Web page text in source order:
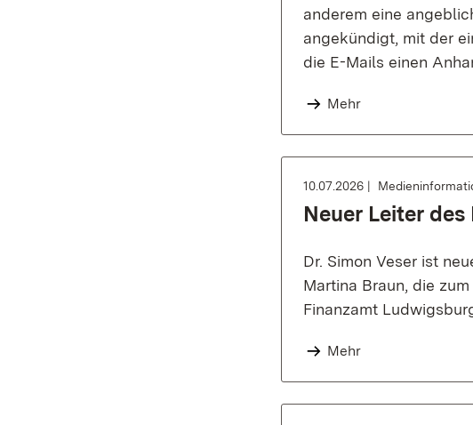
anderem eine
angekündigt, mit der
die E-Mails einen
Mehr
10.07.2026
Neuer Leiter
Dr. Simon Veser ist
Martina Braun, die
Finanzamt
Mehr